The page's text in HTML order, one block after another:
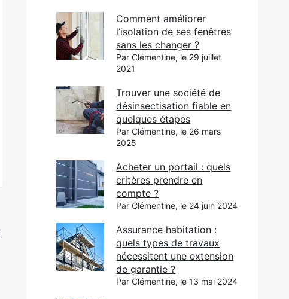
Comment améliorer
l’isolation de ses fenêtres
sans les changer ?
Par Clémentine, le 29 juillet
2021
Trouver une société de
désinsectisation fiable en
quelques étapes
Par Clémentine, le 26 mars
2025
Acheter un portail : quels
critères prendre en
compte ?
Par Clémentine, le 24 juin 2024
Assurance habitation :
quels types de travaux
nécessitent une extension
de garantie ?
Par Clémentine, le 13 mai 2024